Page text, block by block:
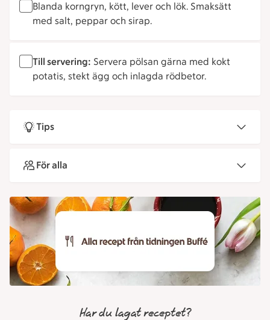
Blanda korngryn, kött, lever och lök. Smaksätt
med salt, peppar och sirap.
Till servering: Servera pölsan gärna med kokt
potatis, stekt ägg och inlagda rödbetor.
Tips
För alla
Har du lagat receptet?